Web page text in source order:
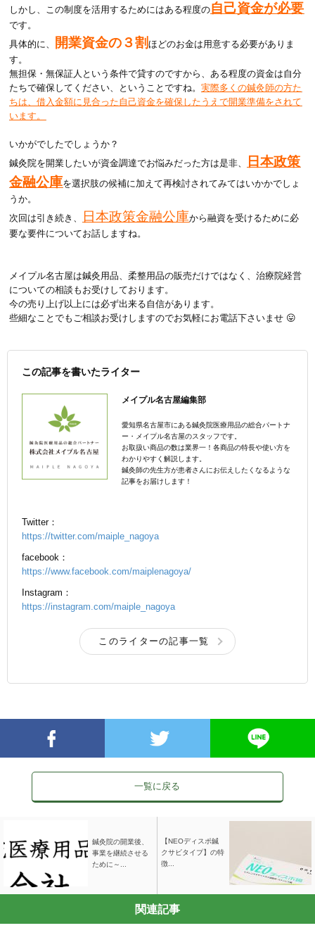
しかし、この制度を活用するためにはある程度の自己資金が必要
です。
具体的に、
開業資金の３割ほどのお金は用意する必要がありま
す。
無担保・無保証人という条件で貸すのですから、ある程度の資金は自分
たちで確保してください、ということですね。実際多くの鍼灸師の方た
ちは、借入金額に見合った自己資金を確保したうえで開業準備をされて
います。
いかがでしたでしょうか？
鍼灸院を開業したいが資金調達でお悩みだった方は是非、
日本政策
金融公庫を選択肢の候補に加えて再検討されてみてはいかかでしょ
うか。
次回は引き続き、
日本政策金融公庫から融資を受けるために必
要な要件についてお話しますね。
メイプル名古屋は鍼灸用品、柔整用品の販売だけではなく、治療院経営
についての相談もお受けしております。
今の売り上げ以上には必ず出来る自信があります。
些細なことでもご相談お受けしますのでお気軽にお電話下さいませ 😛
この記事を書いたライター
メイプル名古屋編集部
愛知県名古屋市にある鍼灸院医療用品の総合パートナ
ー・メイプル名古屋のスタッフです。
お取扱い商品の数は業界一！各商品の特長や使い方を
わかりやすく解説します。
鍼灸師の先生方が患者さんにお伝えしたくなるような
記事をお届けします！
Twitter：
https://twitter.com/maiple_nagoya
facebook：
https://www.facebook.com/maiplenagoya/
Instagram：
https://instagram.com/maiple_nagoya
このライターの記事一覧
一覧に戻る
鍼灸院の開業後、
事業を継続させる
ために～...
【NEOディスポ鍼
クサビタイプ】の特
徴...
関連記事